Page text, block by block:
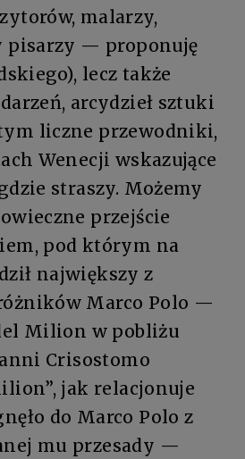
malarzy,
pisarzy — proponuję
lecz także
arcydzieł sztuki
liczne przewodniki,
Wenecji wskazujące
straszy. Możemy
przejście
pod którym na
największy z
Marco Polo —
Milion w pobliżu
Crisostomo
jak relacjonuje
do Marco Polo z
mu przesady —